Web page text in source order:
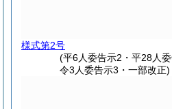
様式第2号
(平6人委告示2・平28人
令3人委告示3・一部改正)